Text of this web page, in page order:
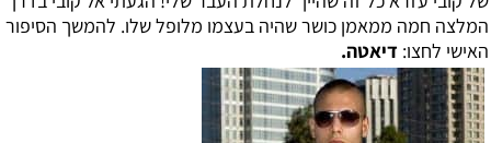
המלצה חמה ממאמן כושר שהיה בעצמו מלופל שלו. להמשך הסיפור
האישי לחצו: דיאטה.